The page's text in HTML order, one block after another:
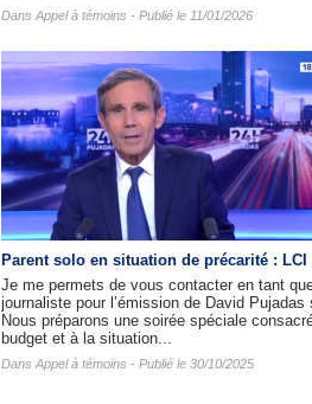
Dans Appel à témoins - Publié le 11/01/2026
Parent solo en situation de précarité : LCI
Je me permets de vous contacter en tant
journaliste pour l’émission de David Pujadas
Nous préparons une soirée spéciale
budget et à la situation...
Dans Appel à témoins - Publié le 30/10/2025